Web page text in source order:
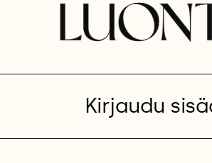
Kirjaudu